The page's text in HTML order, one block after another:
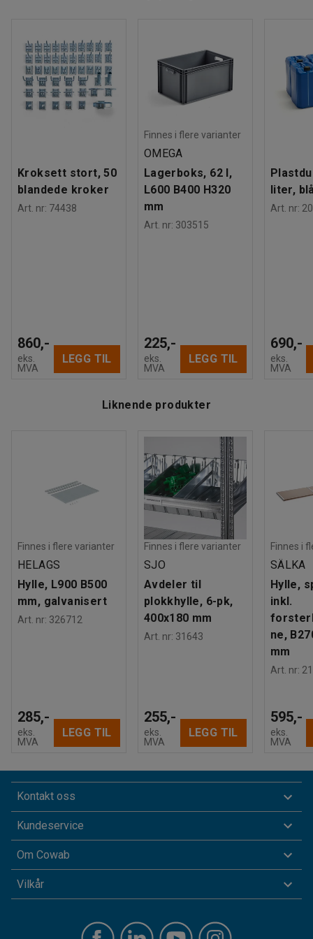
Kroksett stort, 50
blandede kroker
Art. nr: 74438
860,-
eks.
MVA
LEGG TIL
Finnes i flere varianter
OMEGA
Lagerboks, 62 l,
L600 B400 H320
mm
Art. nr: 303515
225,-
eks.
MVA
LEGG TIL
liter,
Art. nr:
690,-
eks.
MVA
Liknende produkter
Finnes i flere varianter
HELAGS
Hylle, L900 B500
mm, galvanisert
Art. nr: 326712
285,-
eks.
MVA
LEGG TIL
Finnes i flere varianter
SJO
Avdeler til
plokkhylle, 6-pk,
400x180 mm
Art. nr: 31643
255,-
eks.
MVA
LEGG TIL
Finnes i
SÄLKA
Hylle,
inkl.
ne,
mm
Art. nr:
595,-
eks.
MVA
Kontakt oss
Kundeservice
Om Cowab
Vilkår